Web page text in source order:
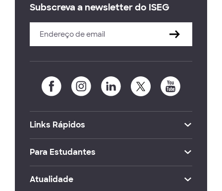
Subscreva a newsletter do ISEG
Links Rápidos
Para Estudantes
Atualidade